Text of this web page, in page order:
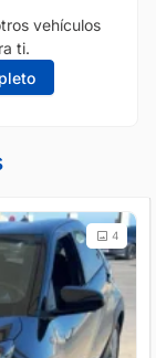
vehículos
ti.
4